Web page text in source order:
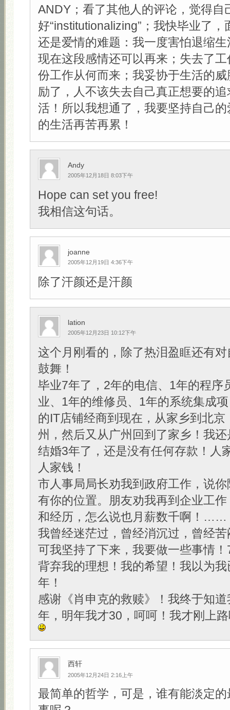
ANDY；看了其他人的评论，觉得自
好“institutionalizing”；我快毕业了，
还是爱情的难题：我一度害怕退缩
现在这段感情还可以再来；失去了
份工作从何而来；我妥协于生活的
励了，人不该失去自己真正想要的
活！所以我想通了，我要坚持自己
的生活再苦再累！
Andy
2005年12月18日 8:03下午
Hope can set you free!
我相信这句话。
joanne
2005年12月19日 4:36下午
除了汗颜还是汗颜
lation
2005年12月23日 10:12下午
这个月刚看的，除了热泪盈眶还有
鼓舞！
毕业7年了，2年的电信、1年的程序
业、1年的维修员、1年的系统集成
的IT店铺经商到现在，从家乡到北京
州，然后又从广州回到了家乡！我
结婚3年了，还是没有任何存款！人
人家钱！
市人事局局长劝我到政府工作，说
有你的位置。朋友劝我再到企业工
和经历，怎么说也月薪数千啊！……
我曾经迷茫过，曾经消沉过，曾经
可我坚持了下来，我要做一些事情
背弃我的理想！我的希望！我以为
年！
感谢《肖申克的救赎》！我终于知
年，明年我才30，呵呵！我才刚上
西轩
2005年12月24日 2:16上午
最简单的哲学，可是，谁有能淡定